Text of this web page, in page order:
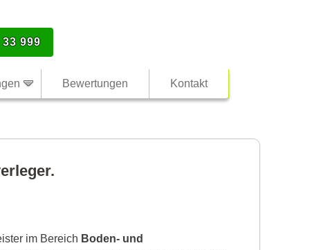
999
Bewertungen Kontakt
im Bereich Boden- und